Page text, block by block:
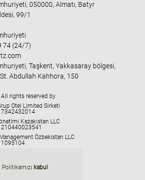
kabul
050000, Almatı, Batyr
99/1
74 (24/7)
Taşkent, Yakkasaray bölgesi,
Abdullah Kahhora, 150
rights reserved by
Otel Limited Sirketi
7342432014
Kazakistan LLC
210440023541
Özbekistan LLC
1095104